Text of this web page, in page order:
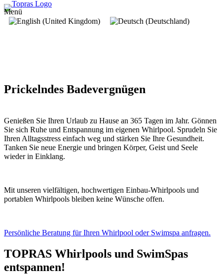
Menü
Prickelndes Badevergnügen
Genießen Sie Ihren Urlaub zu Hause an 365 Tagen im Jahr. Gönnen
Sie sich Ruhe und Entspannung im eigenen Whirlpool. Sprudeln Sie
Ihren Alltagsstress einfach weg und stärken Sie Ihre Gesundheit.
Tanken Sie neue Energie und bringen Körper, Geist und Seele
wieder in Einklang.
Mit unseren vielfältigen, hochwertigen Einbau-Whirlpools und
portablen Whirlpools bleiben keine Wünsche offen.
Persönliche Beratung für Ihren Whirlpool oder Swimspa anfragen.
TOPRAS Whirlpools und SwimSpas
entspannen!